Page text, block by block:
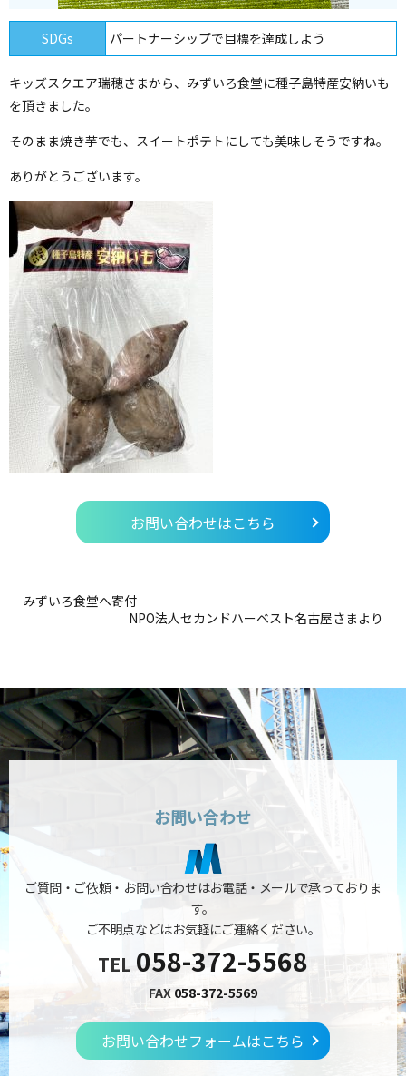
SDGs パートナーシップで目標を達成しよう
キッズスクエア瑞穂さまから、みずいろ食堂に種子島特産安納いも
を頂きました。
そのまま焼き芋でも、スイートポテトにしても美味しそうですね。
ありがとうございます。
お問い合わせはこちら
みずいろ食堂へ寄付
NPO法人セカンドハーベスト名古屋さまより
お問い合わせ
ご質問・ご依頼・お問い合わせはお電話・メールで承っておりま
す。
ご不明点などはお気軽にご連絡ください。
TEL 058-372-5568
FAX 058-372-5569
お問い合わせフォームはこちら